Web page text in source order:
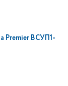
Premier ВСУП1-